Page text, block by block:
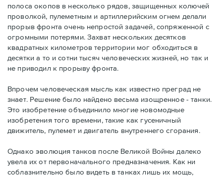
полоса окопов в несколько рядов, защищенных колючей
проволкой, пулеметным и артиллерийским огнем делали
прорыв фронта очень непростой задачей, сопряженной с
огромными потерями. Захват нескольких десятков
квадратных километров территории мог обходиться в
десятки а то и сотни тысяч человеческих жизней, но так и
не приводил к прорыву фронта.
Впрочем человеческая мысль как известно преград не
знает. Решение было найдено весьма изощренное - танки.
Это изобретение объединило многие новомодные
изобретения того времени, такие как гусеничный
движитель, пулемет и двигатель внутреннего сгорания.
Однако эволюция танков после Великой Войны далеко
увела их от первоначального предназначения. Как ни
соблазнительно было видеть в танках лишь их мощь,